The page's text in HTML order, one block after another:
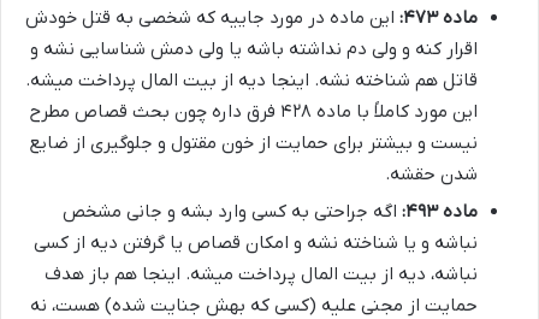
ماده ۴۷۳:
این ماده در مورد جاییه که شخصی به قتل خودش
اقرار کنه و ولی دم نداشته باشه یا ولی دمش شناسایی نشه و
قاتل هم شناخته نشه. اینجا دیه از بیت المال پرداخت میشه.
این مورد کاملاً با ماده ۴۲۸ فرق داره چون بحث قصاص مطرح
نیست و بیشتر برای حمایت از خون مقتول و جلوگیری از ضایع
شدن حقشه.
ماده ۴۹۳:
اگه جراحتی به کسی وارد بشه و جانی مشخص
نباشه و یا شناخته نشه و امکان قصاص یا گرفتن دیه از کسی
نباشه، دیه از بیت المال پرداخت میشه. اینجا هم باز هدف
حمایت از مجنی علیه (کسی که بهش جنایت شده) هست، نه